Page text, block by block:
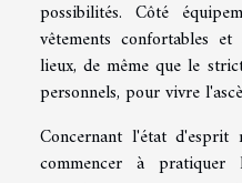
possibilités. Côté
vêtements confortables
lieux, de même que le
personnels, pour vivre
Concernant l'état
commencer à